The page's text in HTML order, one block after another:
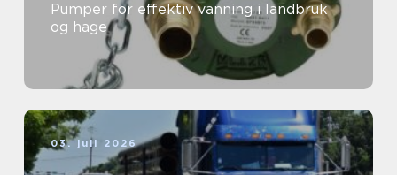
Pumper for effektiv vanning i landbruk
og hage
03. juli 2026